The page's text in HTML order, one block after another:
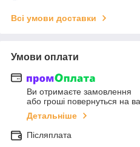
Всі умови доставки
Умови оплати
Ви отримаєте замовлення
або гроші повернуться на
Детальніше
Післяплата